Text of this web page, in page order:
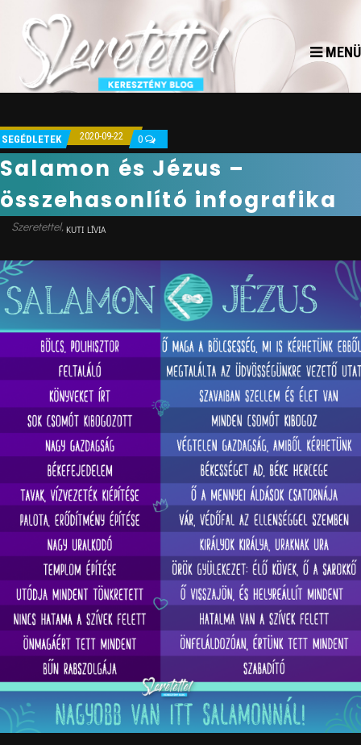
MENÜ
SEGÉDLETEK 2020-09-22 0
Salamon és Jézus –
összehasonlító infografika
KUTI LÍVIA